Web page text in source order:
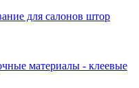
для салонов штор
материалы - клеевые